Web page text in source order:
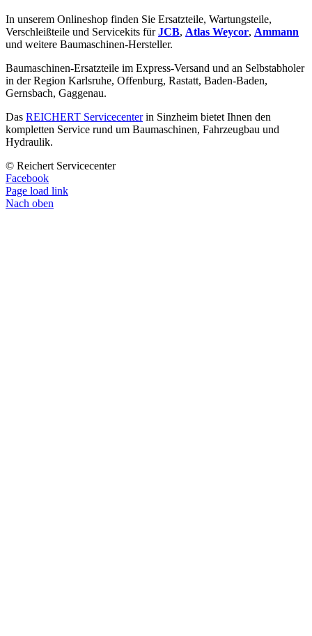
In unserem Onlineshop finden Sie Ersatzteile, Wartungsteile,
Verschleißteile und Servicekits fürJCB, Atlas Weycor, Ammann
und weitere Baumaschinen-Hersteller.
Baumaschinen-Ersatzteile im Express-Versand und an Selbstabholer
in der Region Karlsruhe, Offenburg, Rastatt, Baden-Baden,
Gernsbach, Gaggenau.
Das REICHERT Servicecenterin Sinzheim bietet Ihnen den
kompletten Service rund um Baumaschinen, Fahrzeugbau und
Hydraulik.
© Reichert Servicecenter
Facebook
Page load link
Nach oben